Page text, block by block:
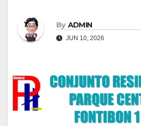
By ADMIN
JUN 10, 2026